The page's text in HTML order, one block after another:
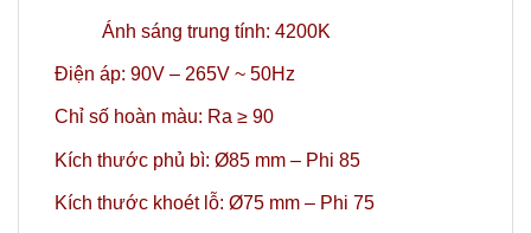
Ánh sáng trung tính: 4200K
Điện áp: 90V – 265V ~ 50Hz
Chỉ số hoàn màu: Ra ≥ 90
Kích thước phủ bì: Ø85 mm – Phi 85
Kích thước khoét lỗ: Ø75 mm – Phi 75